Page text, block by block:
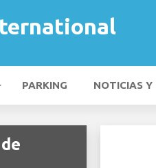
PARKING NOTICIAS Y